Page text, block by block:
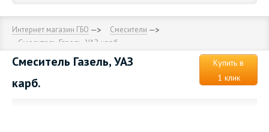
Интернет магазин ГБО Смесители
Смеситель Газель, УАЗ карб.
Смеситель Газель, УАЗ
карб.
Купить в
1 клик